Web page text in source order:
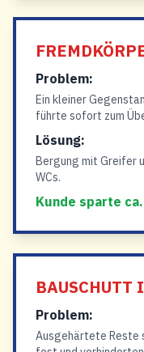
Problem:
Ein kleiner
führte sofort zum
Lösung:
Bergung mit Greifer
WCs.
Kunde sparte
BAUSCHUTT
Problem:
Ausgehärtete Reste